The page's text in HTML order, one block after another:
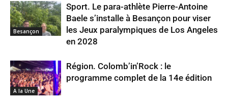
Besançon
Sport. Le para-athlète Pierre-Antoine
Baele s’installe à Besançon pour viser
les Jeux paralympiques de Los Angeles
en 2028
A la Une
Région. Colomb’in’Rock : le
programme complet de la 14e édition